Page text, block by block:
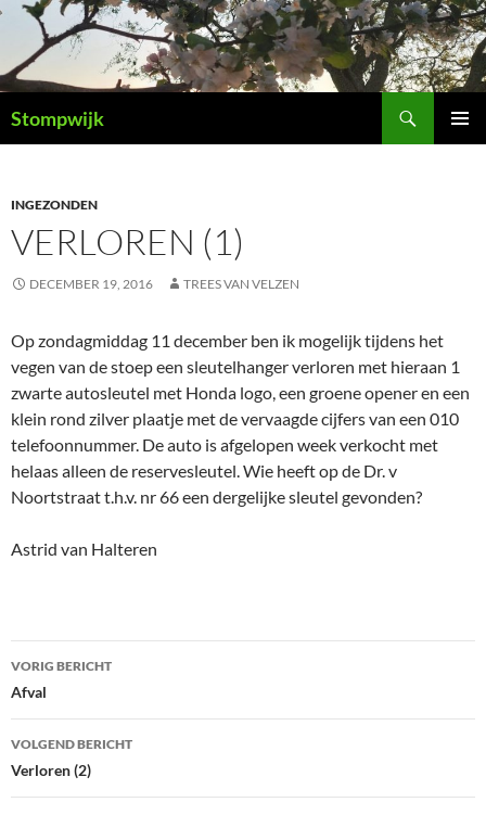
Ga
de
inhoud
Stompwijk
INGEZONDEN
VERLOREN (1)
DECEMBER 19, 2016 TREES VAN VELZEN
Op zondagmiddag 11 december ben ik mogelijk tijdens het
vegen van de stoep een sleutelhanger verloren met hieraan 1
zwarte autosleutel met Honda logo, een groene opener en een
klein rond zilver plaatje met de vervaagde cijfers van een 010
telefoonnummer. De auto is afgelopen week verkocht met
helaas alleen de reservesleutel. Wie heeft op de Dr. v
Noortstraat t.h.v. nr 66 een dergelijke sleutel gevonden?
Astrid van Halteren
Bericht
navigatie
VORIG BERICHT
Afval
VOLGEND BERICHT
Verloren (2)